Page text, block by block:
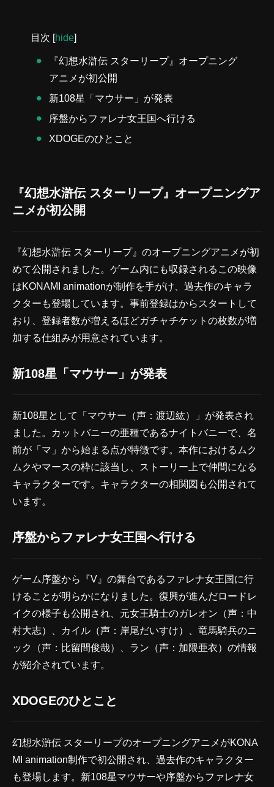
目次 [hide]
『幻想水滸伝 スターリープ』オープニング
アニメが初公開
新108星「マウサー」が発表
序盤からファレナ女王国へ行ける
XDOGEのひとこと
『幻想水滸伝 スターリープ』オープニングア
ニメが初公開
『幻想水滸伝 スターリープ』のオープニングアニメが初
めて公開されました。ゲーム内にも収録されるこの映像
はKONAMI animationが制作を手がけ、過去作のキャラ
クターも登場しています。事前登録はからスタートして
おり、登録者数が増えるほどガチャチケットの枚数が増
加する仕組みが用意されています。
新108星「マウサー」が発表
新108星として「マウサー（声：渡辺紘）」が発表され
ました。カットバニーの亜種であるナイトバニーで、名
前が「マ」から始まる点が特徴です。本作におけるムク
ムクやマースの枠に該当し、ストーリー上で仲間になる
キャラクターです。キャラクターの相関図も公開されて
います。
序盤からファレナ女王国へ行ける
ゲーム序盤から『V』の舞台であるファレナ女王国に行
けることが明らかになりました。復興が進んだロードレ
イクの様子も公開され、元女王騎士のガレオン（声：中
村大志）、カイル（声：岸尾だいすけ）、竜馬騎兵のニ
ック（声：比留間俊哉）、ラン（声：加隈亜衣）の情報
が紹介されています。
XDOGEのひとこと
幻想水滸伝 スターリープのオープニングアニメがKONA
MI animation制作で初公開され、過去作のキャラクター
も登場します。新108星マウサーや序盤からファレナ女